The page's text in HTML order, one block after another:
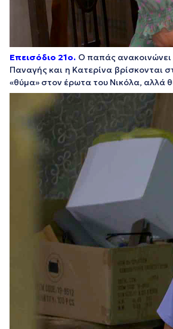
Επεισόδιο 21o. Ο παπάς
Παναγής και η Κατερίνα βρίσκονται
«θύμα» στον έρωτα του Νικόλα,